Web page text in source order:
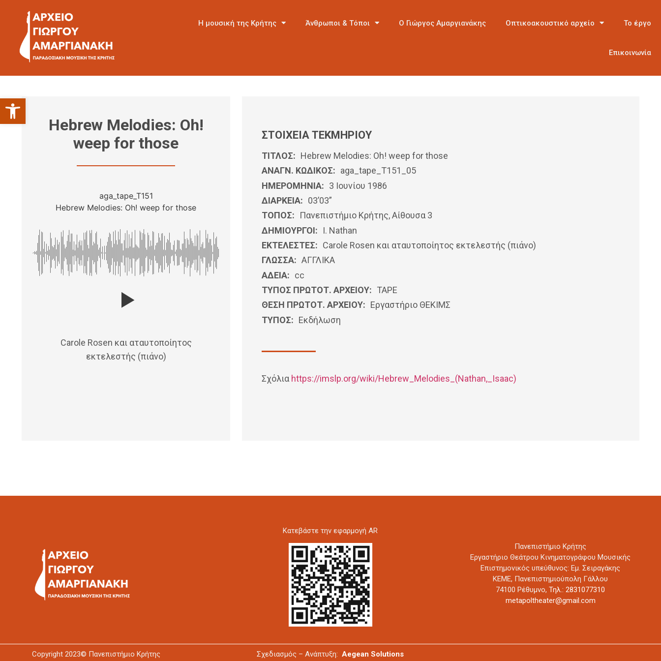
Ανοίξτε τη γραμμή εργαλείων
Η μουσική της Κρήτης Άνθρωποι & Τόποι Ο Γιώργος Αμαργιανάκης Οπτικοακουστικό αρχείο Το έργο
Επικοινωνία
Hebrew Melodies: Oh!
weep for those
aga_tape_T151
Hebrew Melodies: Oh! weep for those
Carole Rosen και αταυτοποίητος
εκτελεστής (πιάνο)
ΣΤΟΙΧΕΙΑ ΤΕΚΜΗΡΙΟΥ
ΤΙΤΛΟΣ: Hebrew Melodies: Oh! weep for those
ΑΝΑΓΝ. ΚΩΔΙΚΟΣ: aga_tape_T151_05
ΗΜΕΡΟΜΗΝΊΑ: 3 Ιουνίου 1986
ΔΙΑΡΚΕΙΑ: 03’03”
ΤΟΠΟΣ:
Πανεπιστήμιο Κρήτης, Αίθουσα 3
ΔΗΜΙΟΥΡΓΟΙ:
I. Nathan
ΕΚΤΕΛΕΣΤΕΣ: Carole Rosen και αταυτοποίητος εκτελεστής (πιάνο)
ΓΛΩΣΣΑ: ΑΓΓΛΙΚΆ
ΑΔΕΙΑ: cc
ΤΥΠΟΣ ΠΡΩΤΟΤ. ΑΡΧΕΙΟΥ: ΤΑΡΕ
ΘΕΣΗ ΠΡΩΤΟΤ. ΑΡΧΕΙΟΥ: Εργαστήριο ΘΕΚΙΜΣ
ΤΥΠΟΣ: Εκδήλωση
Σχόλια https://imslp.org/wiki/Hebrew_Melodies_(Nathan,_Isaac)
Kατεβάστε την εφαρμογή AR
Πανεπιστήμιο Κρήτης
Εργαστήριο Θεάτρου Κινηματογράφου Μουσικής
Επιστημονικός υπεύθυνος: Εμ. Σειραγάκης
ΚΕΜΕ, Πανεπιστημιούπολη Γάλλου
74100 Ρέθυμνο,Τηλ.: 2831077310
metapoltheater@gmail.com
Copyright 2023© Πανεπιστήμιο Κρήτης Σχεδιασμός – Ανάπτυξη:Aegean Solutions